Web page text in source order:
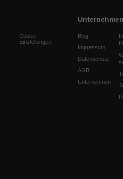
Cookie-
Einstellungen
Unternehmen
Blog
Impressum
Datenschutz
AGB
Unternehmen